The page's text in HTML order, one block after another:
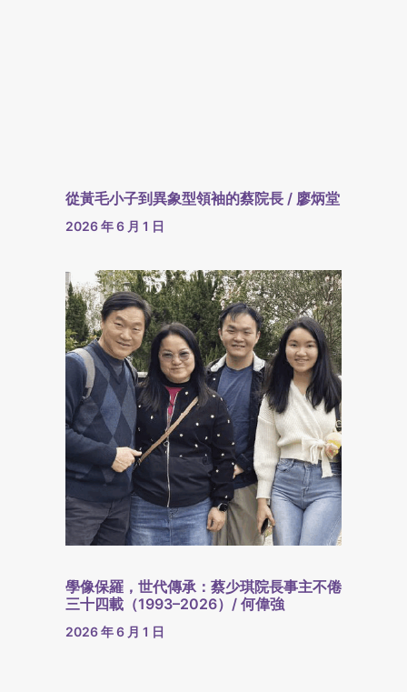
從黃毛小子到異象型領袖的蔡院長 / 廖炳堂
2026 年 6 月 1 日
學像保羅，世代傳承：蔡少琪院長事主不倦
三十四載（1993–2026）/ 何偉強
2026 年 6 月 1 日